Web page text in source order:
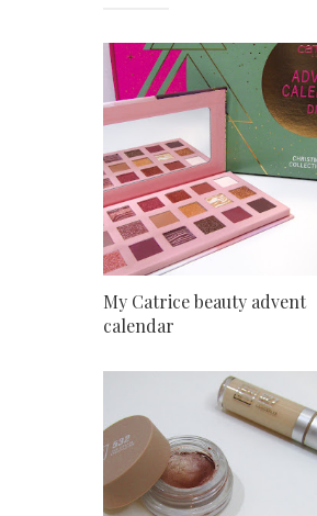
My Catrice beauty advent
calendar